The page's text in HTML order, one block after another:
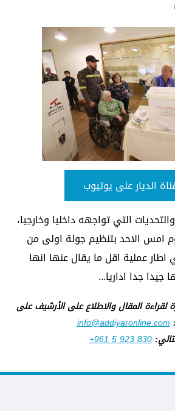
الديار على يوتيوب
التي تواجهه داخليا وخارجيا،
امس الاحد بتنظيم جولة اولى من
اطار عملية اقل ما يقال عنها انها
جدا اداريا...
لقراءة المقال والاطلاع على الأرشيف على
info@addiyaronline.com
+961 5 923 830